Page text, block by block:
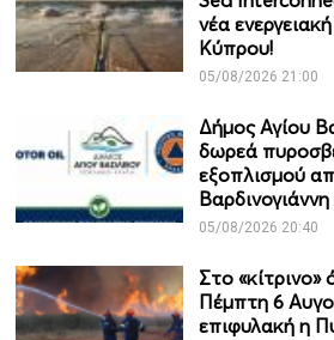
νέα
Κύπρου!
05/08/2026 21:00
Δήμος Αγίου
δωρεά
εξοπλισμού
05/08/2026 20:40
Στο
Πέμπτη 6
επιφυλακή η